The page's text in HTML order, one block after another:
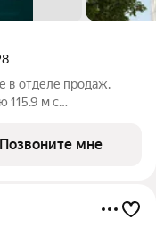
115.9 м с
спальней и
Позвоните мне